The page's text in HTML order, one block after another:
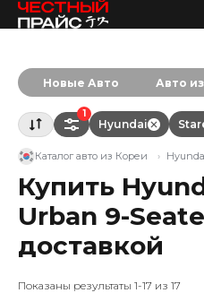
Новые Авто Авто
1
Hyundai
Каталог авто из Кореи
Купить
Urban 9-
доставкой
Показаны результаты 1-17 из 17